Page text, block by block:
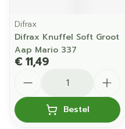
Difrax
Difrax Knuffel Soft Groot
Aap Mario 337
€ 11,49
Bestel